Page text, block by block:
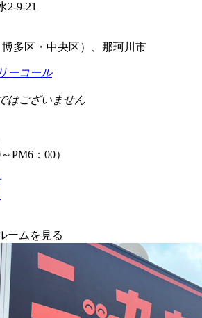
2-9-21
多区・中央区）、那珂川市
ーコール
はございません
PM6：00）
ームを見る